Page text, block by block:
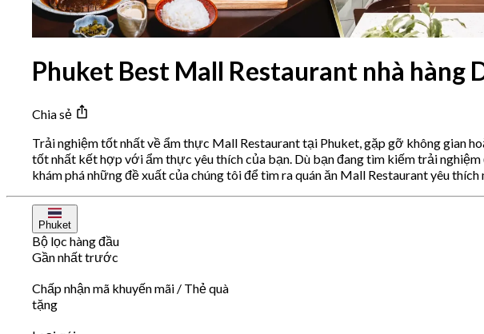
Phuket Best Mall Restaurant nhà hàng
Chia sẻ
Trải nghiệm tốt nhất về ẩm thực Mall Restaurant tại Phuket, gặp gỡ không gian
tốt nhất kết hợp với ẩm thực yêu thích của bạn. Dù bạn đang tìm kiếm trải
khám phá những đề xuất của chúng tôi để tìm ra quán ăn Mall Restaurant yêu
Phuket
Bộ lọc hàng đầu
Gần nhất trước
Chấp nhận mã khuyến mãi / Thẻ quà
tặng